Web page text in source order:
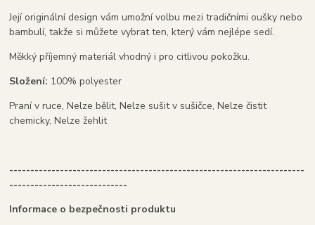
Její originální design vám umožní volbu mezi tradičními oušky nebo
bambulí, takže si můžete vybrat ten, který vám nejlépe sedí.
Měkký příjemný materiál vhodný i pro citlivou pokožku.
Složení: 100% polyester
Praní v ruce, Nelze bělit, Nelze sušit v sušičce, Nelze čistit
chemicky, Nelze žehlit
----------------------------------------------------------------------
----------------------------
Informace o bezpečnosti produktu